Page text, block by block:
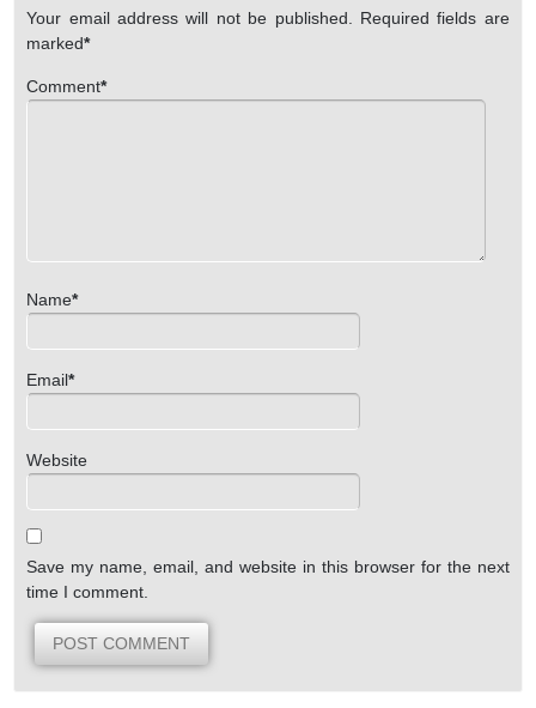
Your email address will not be published.
Required fields are
marked*
Comment*
Name*
Email*
Website
Save my name, email, and website in this browser for the next
time I comment.